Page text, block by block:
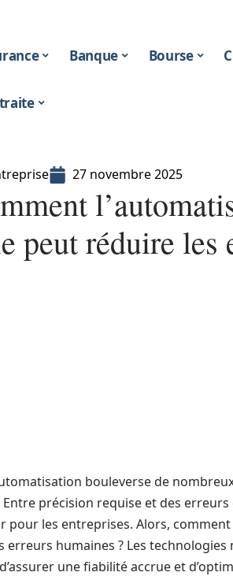
Banque Bourse
27 novembre 2025
peut réduire les
bouleverse de
précision requise et des
pour les entreprises. Alors,
erreurs humaines ? Les
une fiabilité accrue et